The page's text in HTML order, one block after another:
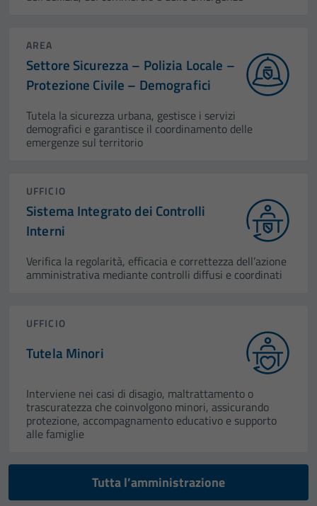
AREA
Settore Sicurezza – Polizia Locale –
Protezione Civile – Demografici
Tutela la sicurezza urbana, gestisce i servizi
demografici e garantisce il coordinamento delle
emergenze sul territorio
UFFICIO
Sistema Integrato dei Controlli
Interni
Verifica la regolarità, efficacia e correttezza dell’azione
amministrativa mediante controlli diffusi e coordinati
UFFICIO
Tutela Minori
Interviene nei casi di disagio, maltrattamento o
trascuratezza che coinvolgono minori, assicurando
protezione, accompagnamento educativo e supporto
alle famiglie
Tutta l’amministrazione